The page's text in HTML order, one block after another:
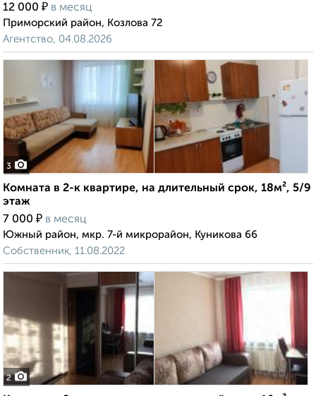
12 000 ₽ в месяц
Приморский район, Козлова 72
Агентство, 04.08.2026
3
Комната в 2-к квартире, на длительный срок, 18м², 5/9
этаж
7 000 ₽ в месяц
Южный район, мкр. 7-й микрорайон, Куникова 66
Собственник, 11.08.2022
2